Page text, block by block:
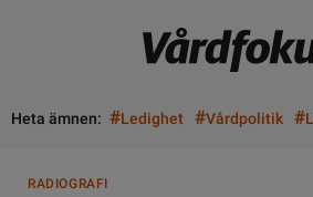
Heta ämnen: #Ledighet #Vårdpolitik #
RADIOGRAFI